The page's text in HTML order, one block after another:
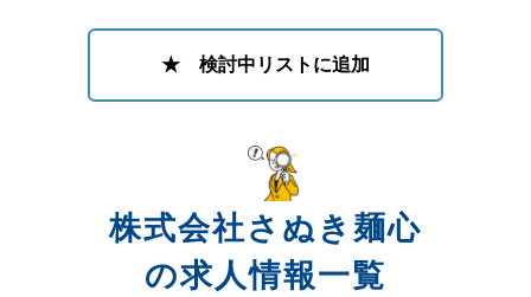
★ 検討中リストに追加
株式会社さぬき麺心
の求人情報一覧